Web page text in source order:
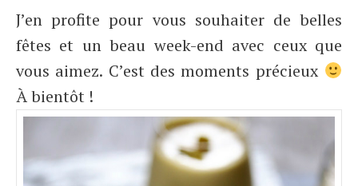
J’en profite pour vous souhaiter de belles
fêtes et un beau week-end avec ceux que
vous aimez. C’est des moments précieux
À bientôt !